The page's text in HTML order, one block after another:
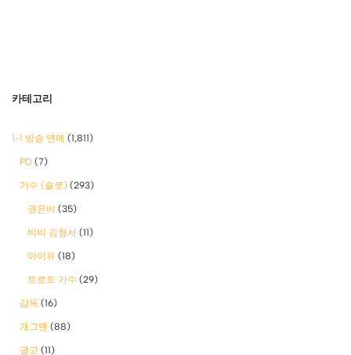
카테고리
1-1 방송 연예 (1,811)
PD (7)
가수 (솔로) (293)
권은비 (35)
비비 김형서 (11)
아이유 (18)
트로트 가수 (29)
감독 (16)
개그맨 (88)
광고 (11)